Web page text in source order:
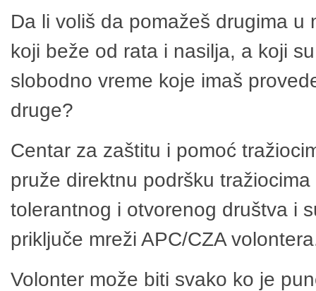
Da li voliš da pomažeš drugima
koji beže od rata i nasilja, a koji
slobodno vreme koje imaš
druge?
Centar za zaštitu i pomoć
pruže direktnu podršku
tolerantnog i otvorenog društva i
priključe mreži APC/CZA
Volonter može biti svako ko je